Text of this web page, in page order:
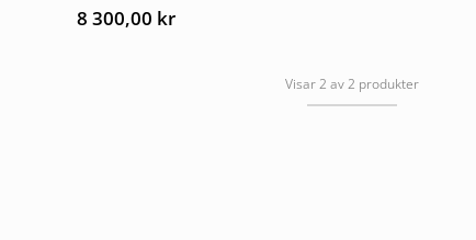
8 300,00 kr
Visar 2 av 2 produkter